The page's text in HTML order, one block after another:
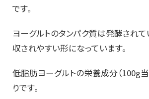
です。
ヨーグルトのタンパク質は発酵されて
収されやすい形になっています。
低脂肪ヨーグルトの栄養成分（100g
りです。